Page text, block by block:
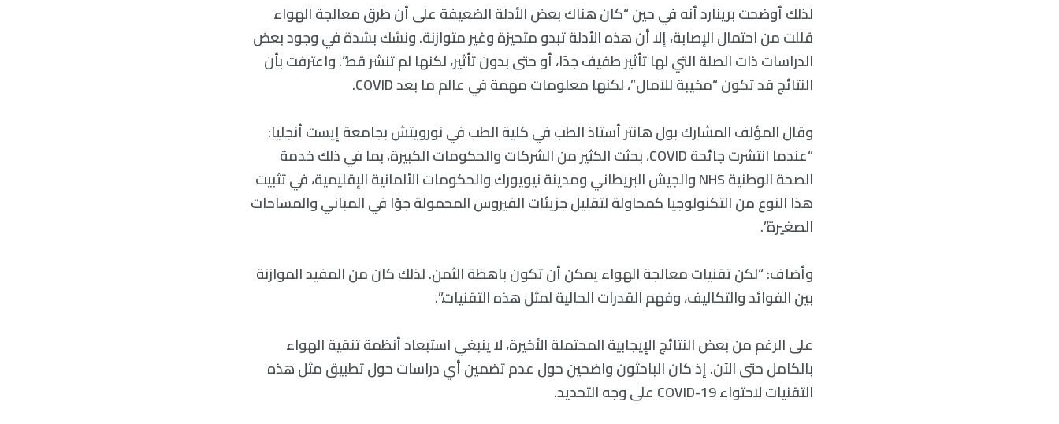
لذلك أوضحت برينارد أنه في حين “كان هناك بعض الأدلة الضعيفة على أن طرق معالجة الهواء
قللت من احتمال الإصابة، إلا أن هذه الأدلة تبدو متحيزة وغير متوازنة. ونشك بشدة في وجود بعض
الدراسات ذات الصلة التي لها تأثير طفيف جدًا، أو حتى بدون تأثير، لكنها لم تنشر قط”. واعترفت بأن
النتائج قد تكون “مخيبة للآمال”، لكنها معلومات مهمة في عالم ما بعد COVID.
وقال المؤلف المشارك بول هانتر أستاذ الطب في كلية الطب في نورويتش بجامعة إيست أنجليا:
“عندما انتشرت جائحة COVID، بحثت الكثير من الشركات والحكومات الكبيرة، بما في ذلك خدمة
الصحة الوطنية NHS والجيش البريطاني ومدينة نيويورك والحكومات الألمانية الإقليمية، في تثبيت
هذا النوع من التكنولوجيا كمحاولة لتقليل جزيئات الفيروس المحمولة جوًا في المباني والمساحات
الصغيرة”.
وأضاف: “لكن تقنيات معالجة الهواء يمكن أن تكون باهظة الثمن. لذلك كان من المفيد الموازنة
بين الفوائد والتكاليف، وفهم القدرات الحالية لمثل هذه التقنيات.”.
على الرغم من بعض النتائج الإيجابية المحتملة الأخيرة، لا ينبغي استبعاد أنظمة تنقية الهواء
بالكامل حتى الآن. إذ كان الباحثون واضحين حول عدم تضمين أي دراسات حول تطبيق مثل هذه
التقنيات لاحتواء COVID-19 على وجه التحديد.